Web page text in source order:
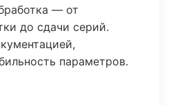
— от
до сдачи серий.
параметров.